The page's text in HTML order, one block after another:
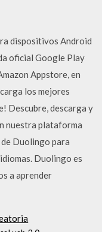
dispositivos Android
oficial Google Play
Appstore, en
los mejores
Descubre, descarga y
nuestra plataforma
Duolingo para
Duolingo es
a aprender